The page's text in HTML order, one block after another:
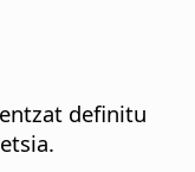
definitu